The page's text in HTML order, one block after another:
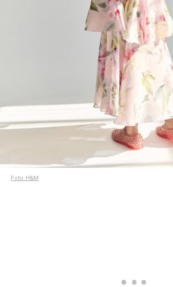
Foto: H&M